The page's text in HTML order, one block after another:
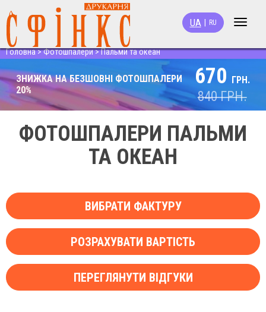
Toggle
UA RU
Головна>Фотошпалери>Пальми та океан
ЗНИЖКА НА БЕЗШОВНІ ФОТОШПАЛЕРИ
20%
670 ГРН.
840ГРН.
ФОТОШПАЛЕРИ ПАЛЬМИ
ТА ОКЕАН
ВИБРАТИ ФАКТУРУ
РОЗРАХУВАТИ ВАРТІСТЬ
ПЕРЕГЛЯНУТИ ВІДГУКИ